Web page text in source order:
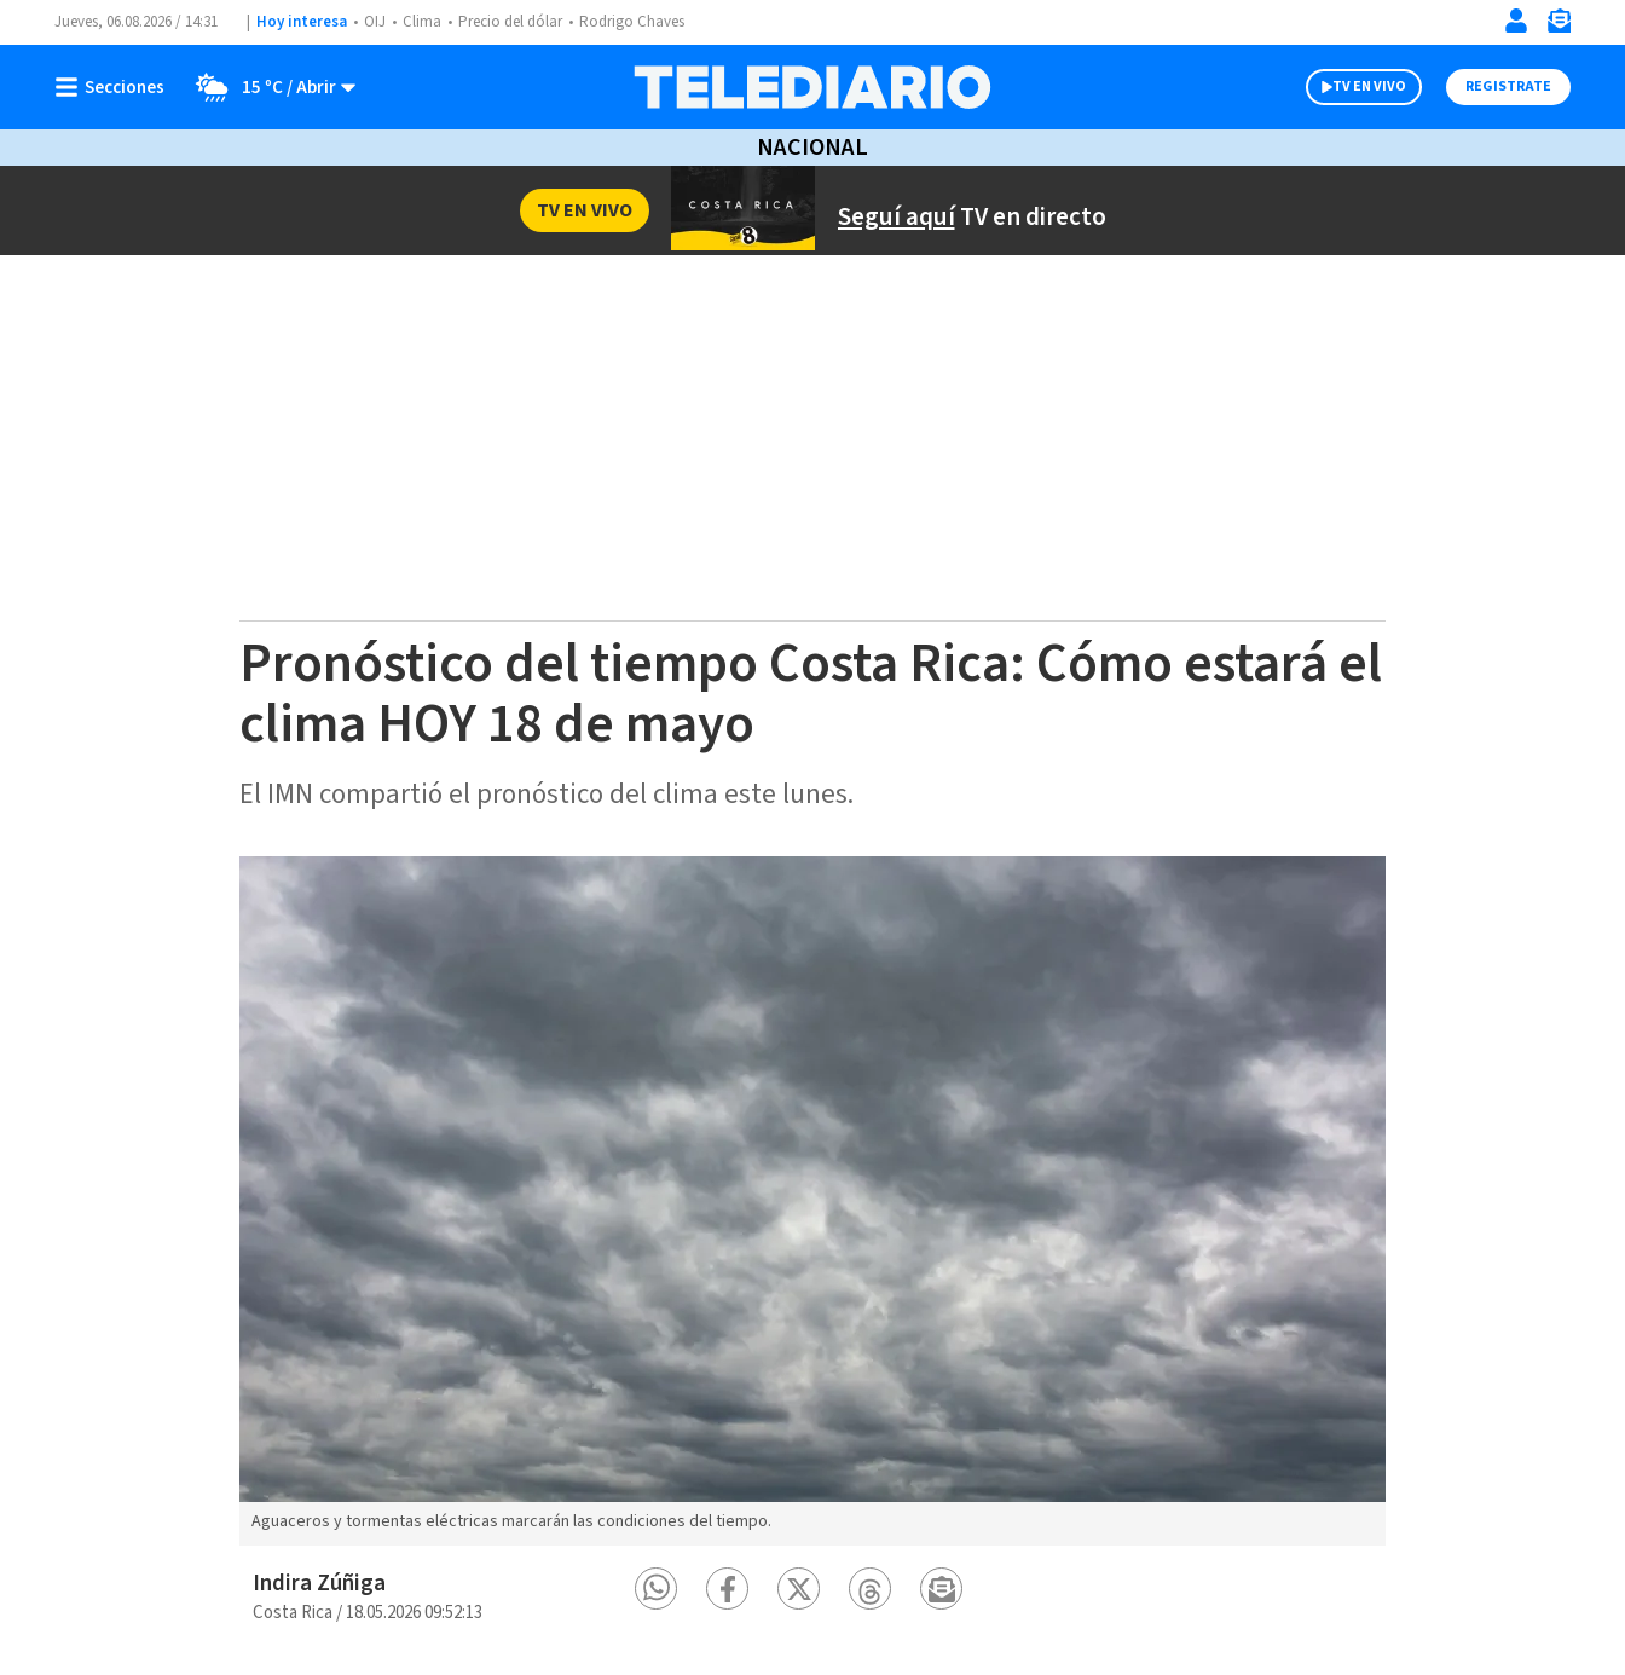
Jueves, 06.08.2026 / 14:31 Hoy interesa OIJ Clima Precio del dólar Rodrigo Chaves
15 ºC TV EN VIVO REGISTRATE
NACIONAL
Seguí aquíTV en directo
TV EN VIVO
Pronóstico del tiempo Costa Rica: Cómo estará el
clima HOY 18 de mayo
El IMN compartió el pronóstico del clima este lunes.
Aguaceros y tormentas eléctricas marcarán las condiciones del tiempo.
Indira Zúñiga
Costa Rica/18.05.2026 09:52:13